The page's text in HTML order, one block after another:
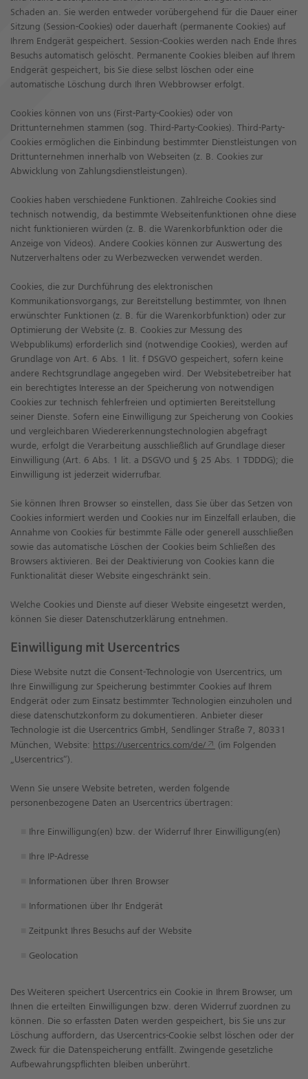
Schaden an. Sie werden entweder vorübergehend für die Dauer einer
Sitzung (Session-Cookies) oder dauerhaft (permanente Cookies) auf
Ihrem Endgerät gespeichert. Session-Cookies werden nach Ende Ihres
Besuchs automatisch gelöscht. Permanente Cookies bleiben auf Ihrem
Endgerät gespeichert, bis Sie diese selbst löschen oder eine
automatische Löschung durch Ihren Webbrowser erfolgt.
Cookies können von uns (First-Party-Cookies) oder von
Drittunternehmen stammen (sog. Third-Party-Cookies). Third-Party-
Cookies ermöglichen die Einbindung bestimmter Dienstleistungen von
Drittunternehmen innerhalb von Webseiten (z. B. Cookies zur
Abwicklung von Zahlungsdienstleistungen).
Cookies haben verschiedene Funktionen. Zahlreiche Cookies sind
technisch notwendig, da bestimmte Webseitenfunktionen ohne diese
nicht funktionieren würden (z. B. die Warenkorbfunktion oder die
Anzeige von Videos). Andere Cookies können zur Auswertung des
Nutzerverhaltens oder zu Werbezwecken verwendet werden.
Cookies, die zur Durchführung des elektronischen
Kommunikationsvorgangs, zur Bereitstellung bestimmter, von Ihnen
erwünschter Funktionen (z. B. für die Warenkorbfunktion) oder zur
Optimierung der Website (z. B. Cookies zur Messung des
Webpublikums) erforderlich sind (notwendige Cookies), werden auf
Grundlage von Art. 6 Abs. 1 lit. f DSGVO gespeichert, sofern keine
andere Rechtsgrundlage angegeben wird. Der Websitebetreiber hat
ein berechtigtes Interesse an der Speicherung von notwendigen
Cookies zur technisch fehlerfreien und optimierten Bereitstellung
seiner Dienste. Sofern eine Einwilligung zur Speicherung von Cookies
und vergleichbaren Wiedererkennungstechnologien abgefragt
wurde, erfolgt die Verarbeitung ausschließlich auf Grundlage dieser
Einwilligung (Art. 6 Abs. 1 lit. a DSGVO und § 25 Abs. 1 TDDDG); die
Einwilligung ist jederzeit widerrufbar.
Sie können Ihren Browser so einstellen, dass Sie über das Setzen von
Cookies informiert werden und Cookies nur im Einzelfall erlauben, die
Annahme von Cookies für bestimmte Fälle oder generell ausschließen
sowie das automatische Löschen der Cookies beim Schließen des
Browsers aktivieren. Bei der Deaktivierung von Cookies kann die
Funktionalität dieser Website eingeschränkt sein.
Welche Cookies und Dienste auf dieser Website eingesetzt werden,
können Sie dieser Datenschutzerklärung entnehmen.
Einwilligung mit Usercentrics
Diese Website nutzt die Consent-Technologie von Usercentrics, um
Ihre Einwilligung zur Speicherung bestimmter Cookies auf Ihrem
Endgerät oder zum Einsatz bestimmter Technologien einzuholen und
diese datenschutzkonform zu dokumentieren. Anbieter dieser
Technologie ist die Usercentrics GmbH, Sendlinger Straße 7, 80331
München, Website: https://usercentrics.com/de/
(im Folgenden
„Usercentrics“).
Wenn Sie unsere Website betreten, werden folgende
personenbezogene Daten an Usercentrics übertragen:
Ihre Einwilligung(en) bzw. der Widerruf Ihrer Einwilligung(en)
Ihre IP-Adresse
Informationen über Ihren Browser
Informationen über Ihr Endgerät
Zeitpunkt Ihres Besuchs auf der Website
Geolocation
Des Weiteren speichert Usercentrics ein Cookie in Ihrem Browser, um
Ihnen die erteilten Einwilligungen bzw. deren Widerruf zuordnen zu
können. Die so erfassten Daten werden gespeichert, bis Sie uns zur
Löschung auffordern, das Usercentrics-Cookie selbst löschen oder der
Zweck für die Datenspeicherung entfällt. Zwingende gesetzliche
Aufbewahrungspflichten bleiben unberührt.